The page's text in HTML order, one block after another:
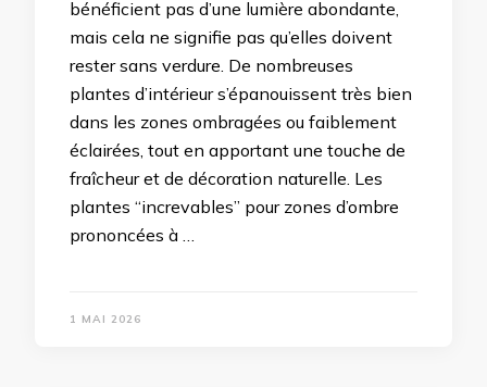
bénéficient pas d’une lumière abondante,
mais cela ne signifie pas qu’elles doivent
rester sans verdure. De nombreuses
plantes d’intérieur s’épanouissent très bien
dans les zones ombragées ou faiblement
éclairées, tout en apportant une touche de
fraîcheur et de décoration naturelle. Les
plantes “increvables” pour zones d’ombre
prononcées à …
1 MAI 2026